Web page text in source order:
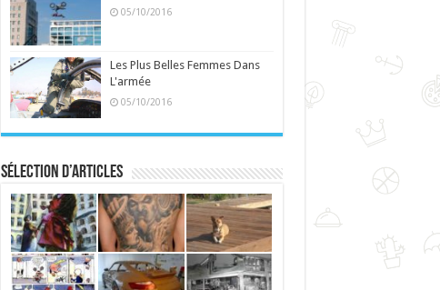
05/10/2016
Les Plus Belles Femmes Dans
L'armée
05/10/2016
Sélection d’articles